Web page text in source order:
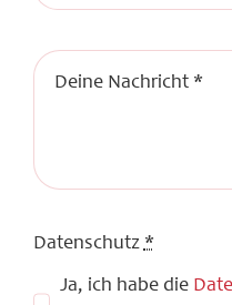
Datenschutz *
Ja, ich habe die